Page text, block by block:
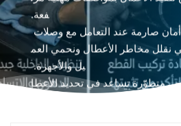
فعة.
صارمة عند التعامل مع وصلات
نقلل مخاطر الأعطال ونحمي العم
يل والأجهزة.
متطوّرة تساعد في تحديد الأعطا